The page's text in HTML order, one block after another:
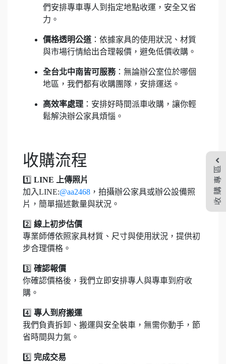
們安排專車專人到指定地點收運，安全又省
力。
價格透明公道 ：依據家具的使用狀況、材質
與市場行情給出合理報價，避免低價收購。
全台北中南皆可服務：無論辦公室位於哪個
地區，我們都有收購團隊，安排運送。
高效率處理 ：安排好時間派車收購，讓你輕
鬆解決辦公家具煩惱。
收購流程
1️⃣ LINE 上傳照片
加入LINE:@aa2468 ，拍攝辦公家具或辦公設備照
片，簡單描述數量與狀況。
2️⃣ 線上初步估價
專業師傅依照家具材質、尺寸與使用狀況，提供初
步合理價格。
3️⃣ 確認報價
你確認價格後，我們立即安排專人與專車到府收
購。
4️⃣ 專人到府搬運
我們負責拆卸、搬運與安全裝車，無需你動手，節
省時間與力氣。
5️⃣ 完成交易
收購專區